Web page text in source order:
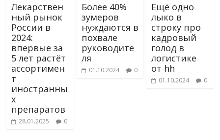
Лекарствен
ный рынок
России в
2024:
впервые за
5 лет растёт
ассортимен
т
иностранны
х
препаратов
28.01.2025 0
Более 40%
зумеров
нуждаются в
похвале
руководите
ля
01.10.2024 0
Ещё одно
лыко в
строку про
кадровый
голод в
логистике
от hh
01.10.2024 0